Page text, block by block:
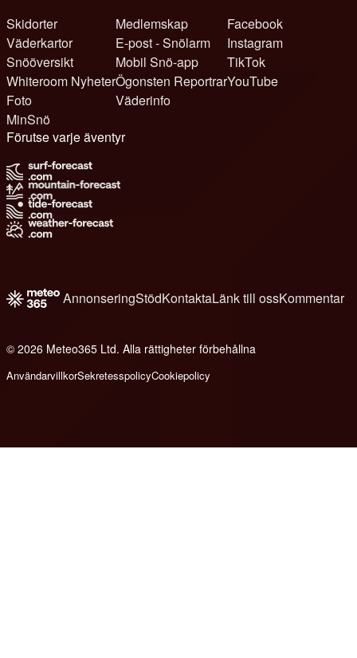
Skidorter
Väderkartor
Snööversikt
Whiteroom Nyheter
Foto
MinSnö
Medlemskap
E-post - Snölarm
Mobil Snö-app
Ögonsten Reportrar
Väderinfo
Facebook
Instagram
TikTok
YouTube
Förutse varje äventyr
AnnonseringStödKontaktaLänk till ossKommentar
© 2026 Meteo365 Ltd. Alla rättigheter förbehållna
AnvändarvillkorSekretesspolicyCookiepolicy